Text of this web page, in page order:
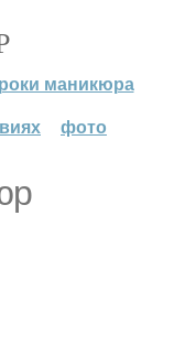
маникюра
фото